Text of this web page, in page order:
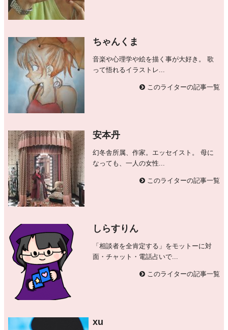
ちゃんくま
音楽や心理学や絵を描く事が大好き。 歌
って悟れるイラストレ...
このライターの記事一覧
安本丹
幻冬舎所属、作家。エッセイスト。 母に
なっても、一人の女性...
このライターの記事一覧
しらすりん
「相談者を全肯定する」をモットーに対
面・チャット・電話占いで...
このライターの記事一覧
xu